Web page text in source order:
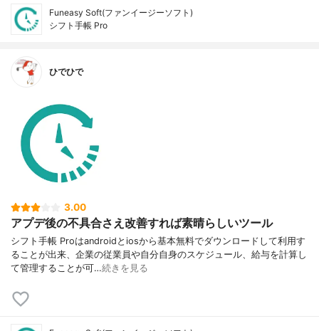
Funeasy Soft(ファンイージーソフト)
シフト手帳 Pro
ひでひで
3.00
アプデ後の不具合さえ改善すれば素晴らしいツール
シフト手帳 Proはandroidとiosから基本無料でダウンロードして利用す
ることが出来、企業の従業員や自分自身のスケジュール、給与を計算し
て管理することが可…続きを見る